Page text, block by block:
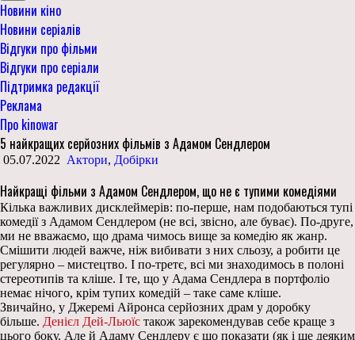
Новини кіно
Новини серіалів
Відгуки про фільми
Відгуки про серіали
Підтримка редакції
Реклама
Про kinowar
5 найкращих серйозних фільмів з Адамом Сендлером
05.07.2022 Актори, Добірки
Найкращі фільми з Адамом Сендлером, що не є тупими комедіями
Кілька важливих дисклеймерів: по-перше, нам подобаються тупі
комедії з Адамом Сендлером (не всі, звісно, але буває). По-друге,
ми не вважаємо, що драма чимось вище за комедію як жанр.
Смішити людей важче, ніж вибивати з них сльозу, а робити це
регулярно – мистецтво. І по-третє, всі ми знаходимось в полоні
стереотипів та кліше. І те, що у Адама Сендлера в портфоліо
немає нічого, крім тупих комедій – таке саме кліше.
Звичайно, у Джеремі Айронса серйозних драм у доробку
більше. Денієл Дей-Льюїс також зарекомендував себе краще з
цього боку. Але й Адаму Сендлеру є що показати (як і ще деяким